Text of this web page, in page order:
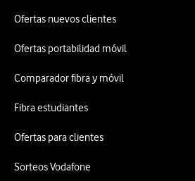
Ofertas nuevos clientes
Ofertas portabilidad móvil
Comparador fibra y móvil
Fibra estudiantes
Ofertas para clientes
Sorteos Vodafone